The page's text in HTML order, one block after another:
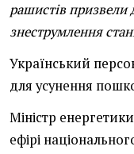
рашистів призвели
знеструмлення
Український
для усунення
Міністр
ефірі